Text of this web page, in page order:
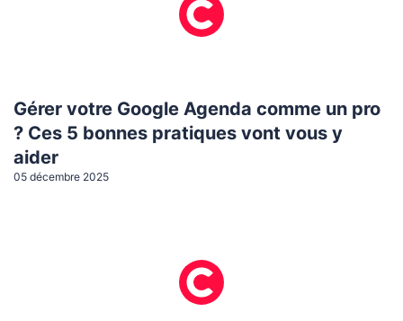
Gérer votre Google Agenda comme un pro
? Ces 5 bonnes pratiques vont vous y
aider
05 décembre 2025